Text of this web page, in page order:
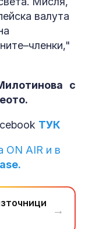
валута
с
ТУК
ON AIR и в
→